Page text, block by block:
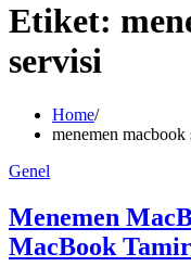
Etiket:
servisi
Home
menemen macbook
Genel
Menemen
MacBook